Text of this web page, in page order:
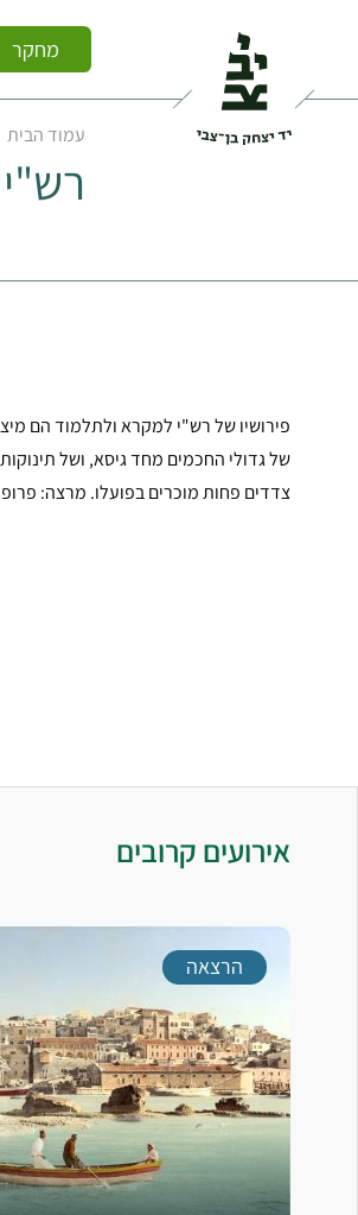
מחקר
עמוד הבית
פירושיו של רש"י למקרא ולתלמוד הם
של גדולי החכמים מחד גיסא, ושל
צדדים פחות מוכרים בפועלו. מרצה:
אירועים קרובים
הרצאה